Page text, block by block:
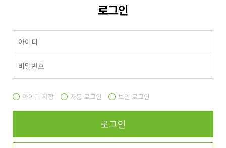
로그인
아이디 저장 자동 로그인 보안 로그인
로그인